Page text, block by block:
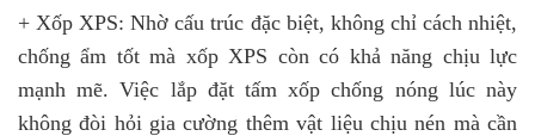
+ Xốp XPS: Nhờ cấu trúc đặc biệt, không chỉ cách nhiệt,
chống ẩm tốt mà xốp XPS còn có khả năng chịu lực
mạnh mẽ. Việc lắp đặt tấm xốp chống nóng lúc này
không đòi hỏi gia cường thêm vật liệu chịu nén mà cần